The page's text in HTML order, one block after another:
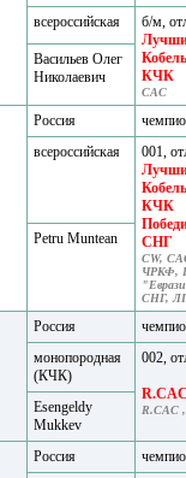
всероссийская
б/м,
КЧК
САС
Васильев Олег
Николаевич
Россия
всероссийская
001,
КЧК
СНГ
CW,
ЧРКФ,
СНГ,
Petru Muntean
Россия
монопородная
(КЧК)
002,
R.CAC
Esengeldy
Mukkev
Россия